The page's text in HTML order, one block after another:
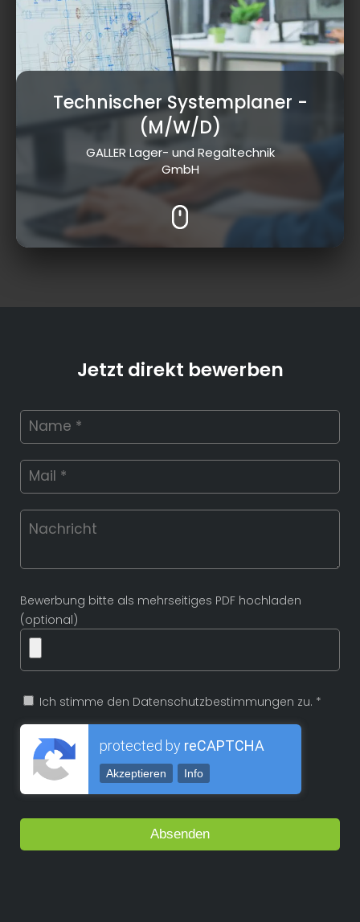
Technischer Systemplaner -
(M/W/D)
GALLER Lager- und Regaltechnik
GmbH
Jetzt direkt bewerben
Bewerbung bitte als mehrseitiges PDF hochladen
(optional)
Ich stimme den Datenschutzbestimmungen zu. *
protected by reCAPTCHA
Akzeptieren Info